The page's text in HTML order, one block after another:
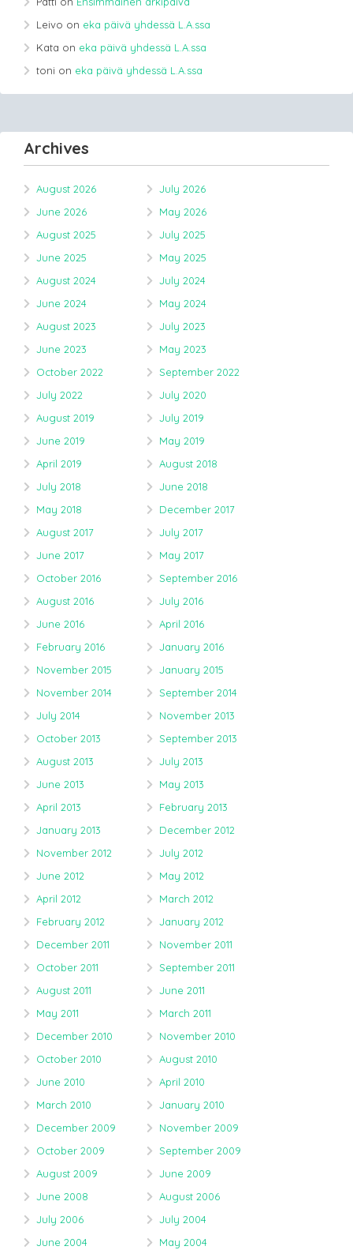
Leivo on eka päivä yhdessä L.A.ssa
Kata on eka päivä yhdessä L.A.ssa
toni on eka päivä yhdessä L.A.ssa
Archives
August 2026
July 2026
June 2026
May 2026
August 2025
July 2025
June 2025
May 2025
August 2024
July 2024
June 2024
May 2024
August 2023
July 2023
June 2023
May 2023
October 2022
September 2022
July 2022
July 2020
August 2019
July 2019
June 2019
May 2019
April 2019
August 2018
July 2018
June 2018
May 2018
December 2017
August 2017
July 2017
June 2017
May 2017
October 2016
September 2016
August 2016
July 2016
June 2016
April 2016
February 2016
January 2016
November 2015
January 2015
November 2014
September 2014
July 2014
November 2013
October 2013
September 2013
August 2013
July 2013
June 2013
May 2013
April 2013
February 2013
January 2013
December 2012
November 2012
July 2012
June 2012
May 2012
April 2012
March 2012
February 2012
January 2012
December 2011
November 2011
October 2011
September 2011
August 2011
June 2011
May 2011
March 2011
December 2010
November 2010
October 2010
August 2010
June 2010
April 2010
March 2010
January 2010
December 2009
November 2009
October 2009
September 2009
August 2009
June 2009
June 2008
August 2006
July 2006
July 2004
June 2004
May 2004